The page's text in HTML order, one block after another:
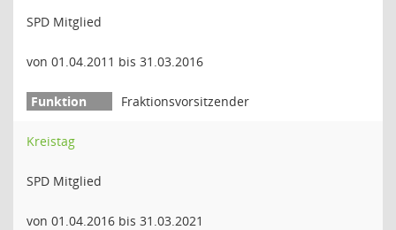
SPD Mitglied
von 01.04.2011 bis 31.03.2016
Fraktionsvorsitzender
Kreistag
SPD Mitglied
von 01.04.2016 bis 31.03.2021